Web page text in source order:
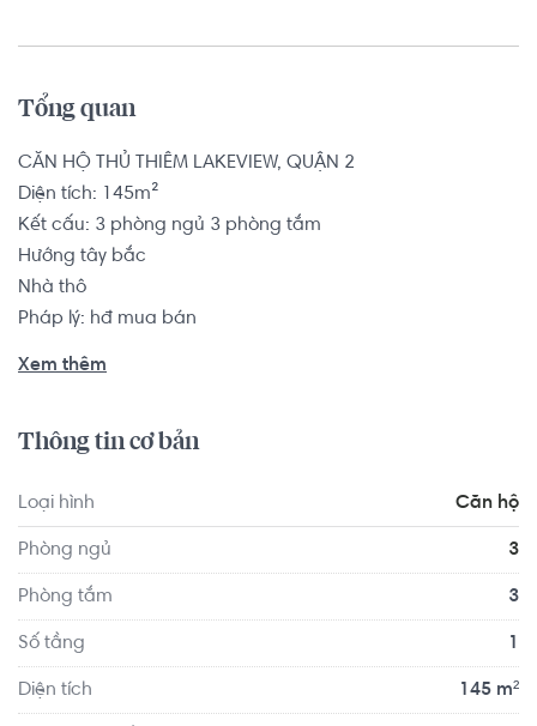
Tổng quan
CĂN HỘ THỦ THIÊM LAKEVIEW, QUẬN 2
Diện tích: 145m²
Kết cấu: 3 phòng ngủ 3 phòng tắm
Hướng tây bắc
Nhà thô
Pháp lý: hđ mua bán
km,...
ích về y tế, giáo dục và giải trí: Nha Khoa An Nhien 1.5 km,
Ẩm Thực Quê Nhà 1.6 km, Siêu Thị Mẹ & Bé Con Cưng 1.5
Xem thêm
Thông tin cơ bản
Loại hình Căn hộ
Phòng ngủ 3
Phòng tắm 3
Số tầng 1
Diện tích 145 m²